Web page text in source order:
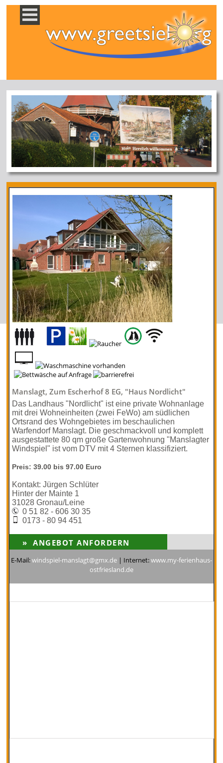
Manslagt, Zum Escherhof 8 EG, "Haus Nordlicht"
Das Landhaus "Nordlicht" ist eine private Wohnanlage
mit drei Wohneinheiten (zwei FeWo) am südlichen
Ortsrand des Wohngebietes im beschaulichen
Warfendorf Manslagt. Die geschmackvoll und komplett
ausgestattete 80 qm große Gartenwohnung "Manslagter
Windspiel" ist vom DTV mit 4 Sternen klassifiziert.
Preis: 39.00 bis 97.00 Euro
Kontakt: Jürgen Schlüter
Hinter der Mainte 1
31028 Gronau/Leine
0 51 82 - 606 30 35
0173 - 80 94 451
E-Mail:windspiel-manslagt@gmx.de | Internet:www.my-ferienhaus-
ostfriesland.de